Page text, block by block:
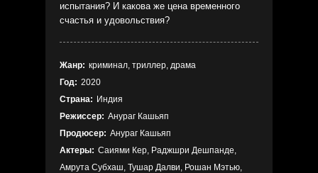
испытания? И какова же цена временного
счастья и удовольствия?
Жанр: криминал, триллер, драма
Год: 2020
Страна: Индия
Режиссер: Анураг Кашьяп
Продюсер: Анураг Кашьяп
Актеры: Саиями Кер, Раджшри Дешпанде,
Амрута Субхаш, Тушар Далви, Рошан Мэтью,